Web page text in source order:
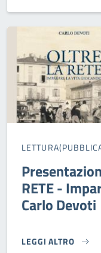
RETE -
Carlo Devoti
LEGGI ALTRO
PRESENTAZIONE